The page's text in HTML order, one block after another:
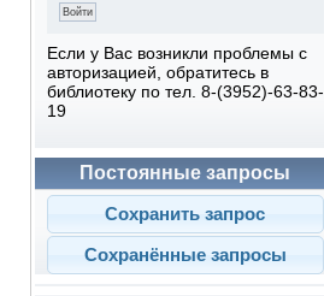
Если у Вас возникли проблемы с
авторизацией, обратитесь в
библиотеку по тел. 8-(3952)-63-83-
19
Постоянные запросы